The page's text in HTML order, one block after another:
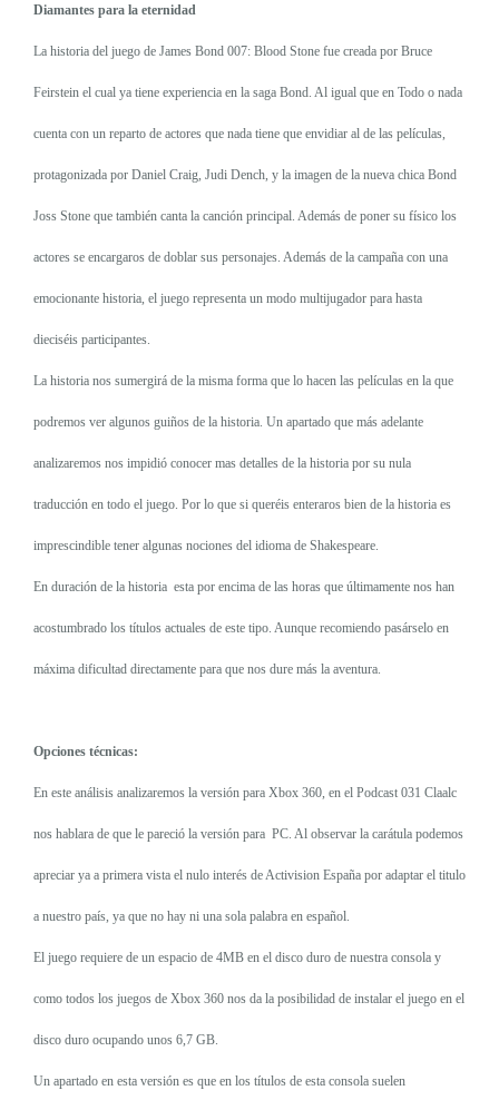
Diamantes para la eternidad
La historia del juego de James Bond 007: Blood Stone fue creada por Bruce
Feirstein el cual ya tiene experiencia en la saga Bond. Al igual que en Todo o nada
cuenta con un reparto de actores que nada tiene que envidiar al de las películas,
protagonizada por Daniel Craig, Judi Dench, y la imagen de la nueva chica Bond
Joss Stone que también canta la canción principal. Además de poner su físico los
actores se encargaros de doblar sus personajes. Además de la campaña con una
emocionante historia, el juego representa un modo multijugador para hasta
dieciséis participantes.
La historia nos sumergirá de la misma forma que lo hacen las películas en la que
podremos ver algunos guiños de la historia. Un apartado que más adelante
analizaremos nos impidió conocer mas detalles de la historia por su nula
traducción en todo el juego. Por lo que si queréis enteraros bien de la historia es
imprescindible tener algunas nociones del idioma de Shakespeare.
En duración de la historia esta por encima de las horas que últimamente nos han
acostumbrado los títulos actuales de este tipo. Aunque recomiendo pasárselo en
máxima dificultad directamente para que nos dure más la aventura.
Opciones técnicas:
En este análisis analizaremos la versión para Xbox 360, en el Podcast 031 Claalc
nos hablara de que le pareció la versión para PC. Al observar la carátula podemos
apreciar ya a primera vista el nulo interés de Activision España por adaptar el titulo
a nuestro país, ya que no hay ni una sola palabra en español.
El juego requiere de un espacio de 4MB en el disco duro de nuestra consola y
como todos los juegos de Xbox 360 nos da la posibilidad de instalar el juego en el
disco duro ocupando unos 6,7 GB.
Un apartado en esta versión es que en los títulos de esta consola suelen